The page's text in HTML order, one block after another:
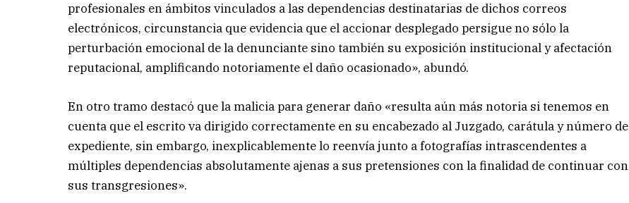
profesionales en ámbitos vinculados a las dependencias destinatarias de dichos correos
electrónicos, circunstancia que evidencia que el accionar desplegado persigue no sólo la
perturbación emocional de la denunciante sino también su exposición institucional y afectación
reputacional, amplificando notoriamente el daño ocasionado», abundó.
En otro tramo destacó que la malicia para generar daño «resulta aún más notoria si tenemos en
cuenta que el escrito va dirigido correctamente en su encabezado al Juzgado, carátula y número de
expediente, sin embargo, inexplicablemente lo reenvía junto a fotografías intrascendentes a
múltiples dependencias absolutamente ajenas a sus pretensiones con la finalidad de continuar con
sus transgresiones».